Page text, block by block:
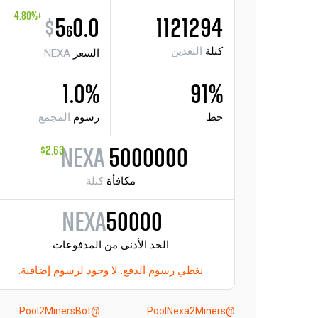
1121294
كتلة التعدين
0.0
6
5
$
+4.80%
السعر
91%
حظ
1.0%
رسوم المجمع
5000000
NEXA
$2.63
مكافأةكتلة
50000
NEXA
الحد الأدنى من المدفوعات
نغطي رسوم الدفع. لا وجود لرسوم إضافية.
@Pool2MinersBot
@PoolNexa2Miners